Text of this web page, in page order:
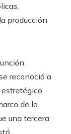
producción
reconoció a
de la
una tercera